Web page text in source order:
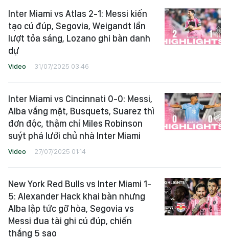
Inter Miami vs Atlas 2-1: Messi kiến
tạo cú đúp, Segovia, Weigandt lần
lượt tỏa sáng, Lozano ghi bàn danh
dự
Video 31/07/2025 03:46
Inter Miami vs Cincinnati 0-0: Messi,
Alba vắng mặt, Busquets, Suarez thì
đơn độc, thậm chí Miles Robinson
suýt phá lưới chủ nhà Inter Miami
Video 27/07/2025 01:14
New York Red Bulls vs Inter Miami 1-
5: Alexander Hack khai bàn nhưng
Alba lập tức gỡ hòa, Segovia vs
Messi đua tài ghi cú đúp, chiến
thắng 5 sao